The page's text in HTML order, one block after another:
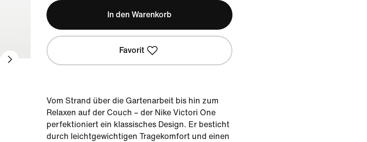
In den Warenkorb
Favorit
Vom Strand über die Gartenarbeit bis hin zum
Relaxen auf der Couch – der Nike Victori One
perfektioniert ein klassisches Design. Er besticht
durch leichtgewichtigen Tragekomfort und einen